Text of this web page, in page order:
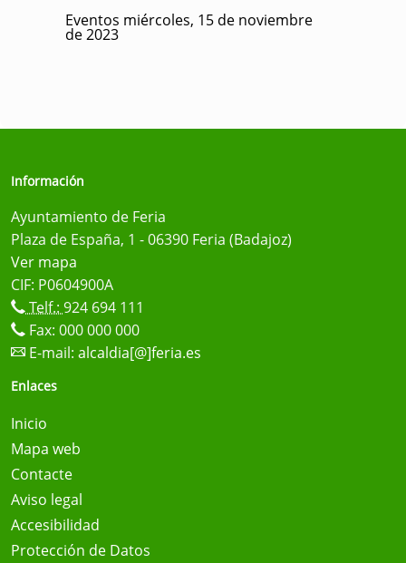
Eventos miércoles, 15 de noviembre
de 2023
Información
Ayuntamiento de Feria
Plaza de España, 1 - 06390 Feria (Badajoz)
Ver mapa
CIF: P0604900A
Telf.: 924 694 111
Fax: 000 000 000
E-mail: alcaldia[@]feria.es
Enlaces
Inicio
Mapa web
Contacte
Aviso legal
Accesibilidad
Protección de Datos